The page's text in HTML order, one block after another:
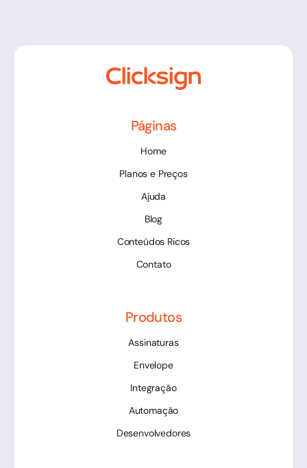
Páginas
Home
Planos e Preços
Ajuda
Blog
Conteúdos Ricos
Contato
Produtos
Assinaturas
Envelope
Integração
Automação
Desenvolvedores